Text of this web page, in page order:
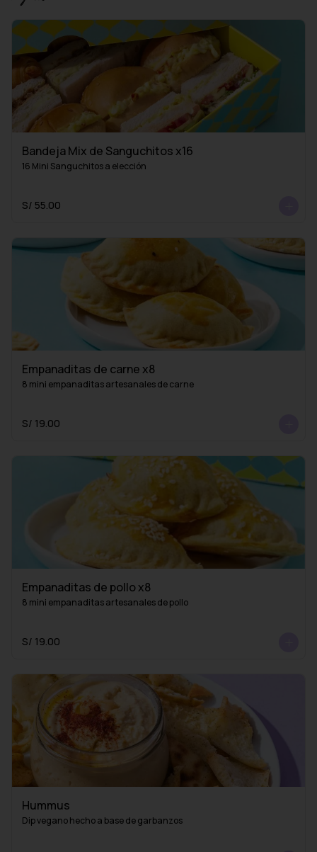
Bandeja Mix de Sanguchitos x16
16 Mini Sanguchitos a elección
S/ 55.00
Empanaditas de carne x8
8 mini empanaditas artesanales de carne
S/ 19.00
Empanaditas de pollo x8
8 mini empanaditas artesanales de pollo
S/ 19.00
Hummus
Dip vegano hecho a base de garbanzos